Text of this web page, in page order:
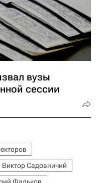
вузы
сессии
Виктор Садовничий